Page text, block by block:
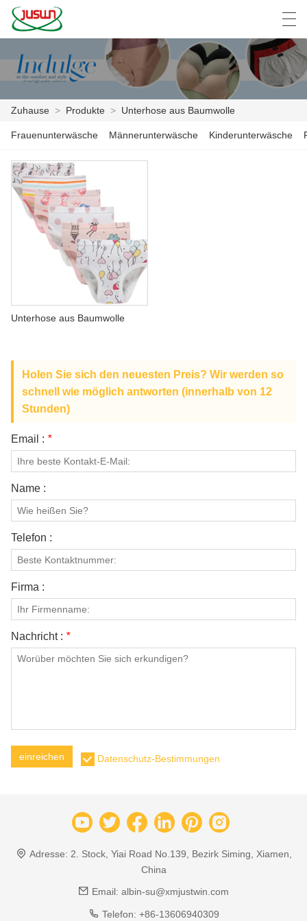
ZUHAUSE
PRODUKTE
NACHRICHTEN
DER FALL
KONTAKTIERE UNS
ÜBER UNS
Deutsch English Español
Zuhause > Produkte > Unterhose aus Baumwolle
Frauenunterwäsche Männerunterwäsche Kinderunterwäsche
Unterhose aus Baumwolle
Holen Sie sich den neuesten Preis? Wir werden so
schnell wie möglich antworten (innerhalb von 12
Stunden)
Email : *
Name :
Telefon :
Firma :
Nachricht : *
einreichen Datenschutz-Bestimmungen
Adresse: 2. Stock, Yiai Road No.139, Bezirk Siming, Xiamen,
China
Email: albin-su@xmjustwin.com
Telefon: +86-13606940309